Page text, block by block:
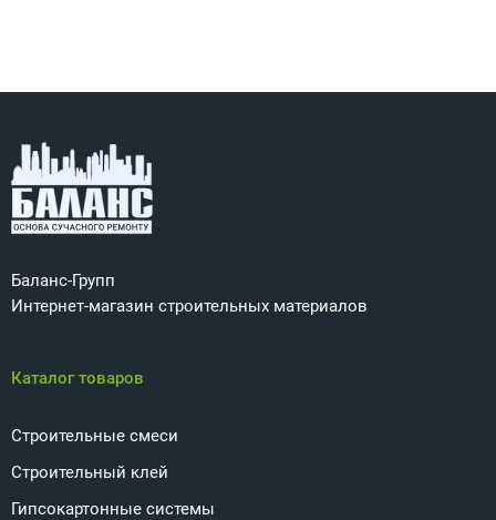
Баланс-Групп
Интернет-магазин строительных материалов
Каталог товаров
Строительные смеси
Строительный клей
Гипсокартонные системы